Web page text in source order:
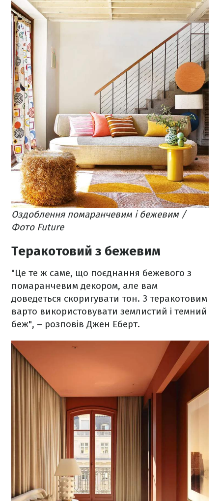
Оздоблення помаранчевим і бежевим /
Фото Future
Теракотовий з бежевим
"Це те ж саме, що поєднання бежевого з
помаранчевим декором, але вам
доведеться скоригувати тон. З теракотовим
варто використовувати землистий і темний
беж", – розповів Джен Еберт.